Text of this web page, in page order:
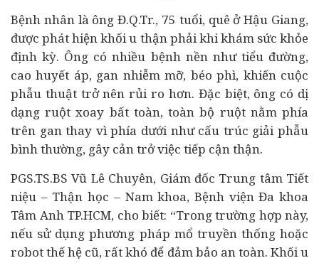
Bệnh nhân là ông Đ.Q.Tr., 75 tuổi, quê ở Hậu Giang,
được phát hiện khối u thận phải khi khám sức khỏe
định kỳ. Ông có nhiều bệnh nền như tiểu đường,
cao huyết áp, gan nhiễm mỡ, béo phì, khiến cuộc
phẫu thuật trở nên rủi ro hơn. Đặc biệt, ông có dị
dạng ruột xoay bất toàn, toàn bộ ruột nằm phía
trên gan thay vì phía dưới như cấu trúc giải phẫu
bình thường, gây cản trở việc tiếp cận thận.
PGS.TS.BS Vũ Lê Chuyên, Giám đốc Trung tâm Tiết
niệu – Thận học – Nam khoa, Bệnh viện Đa khoa
Tâm Anh TP.HCM, cho biết: “Trong trường hợp này,
nếu sử dụng phương pháp mổ truyền thống hoặc
robot thế hệ cũ, rất khó để đảm bảo an toàn. Khối u